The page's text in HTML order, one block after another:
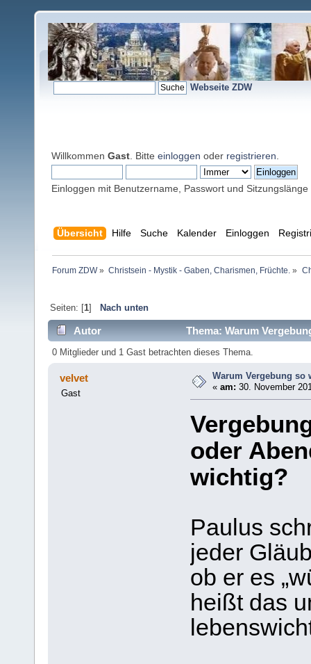
Webseite ZDW
Willkommen Gast . Bitte einloggen oder registrieren
Einloggen mit Benutzername, Passwort und Sitzungslänge
Übersicht Hilfe Suche Kalender Einloggen
Forum ZDW» Christsein - Mystik - Gaben, Charismen, Früchte. »
Seiten: [1] Nach unten
Autor Thema: Warum
0 Mitglieder und 1 Gast betrachten dieses Thema.
velvet
Gast
Warum Vergebung so
«am: 30. November
oder
wichtig?
Paulus
jeder
ob er es
heißt das